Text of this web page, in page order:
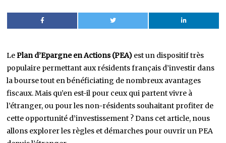
LePlan d’Epargne en Actions (PEA) est un dispositif très
populaire permettant aux résidents français d’investir dans
la bourse tout en bénéficiating de nombreux avantages
fiscaux. Mais qu’en est-il pour ceux qui partent vivre à
l’étranger, ou pour les non-résidents souhaitant profiter de
cette opportunité d’investissement ? Dans cet article, nous
allons explorer les règles et démarches pour ouvrir un PEA